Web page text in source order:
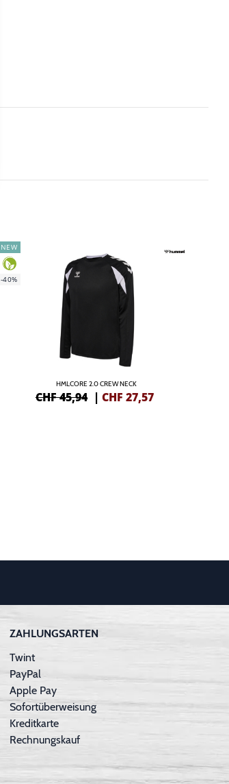
NEW
-40%
HMLCORE 2.0 CREW NECK
CHF 45,94 | CHF 27,57
ZAHLUNGSARTEN
Twint
PayPal
Apple Pay
Sofortüberweisung
Kreditkarte
Rechnungskauf